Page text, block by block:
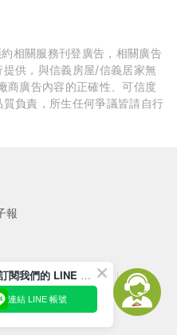
相關服務刊登廣告，相關廣告
供，與信義房屋/信義居家無
商廣告內容的正確性、可信度
負責，所生任何爭議皆請自行
報
信義居家廠商募集
政策
歡迎訂閱我們的 LINE 官方帳號
連結 LINE 帳號